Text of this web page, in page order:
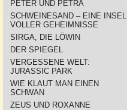
PETER UND PETRA
SCHWEINESAND – EINE INSEL
VOLLER GEHEIMNISSE
SIRGA, DIE LÖWIN
DER SPIEGEL
VERGESSENE WELT:
JURASSIC PARK
WIE KLAUT MAN EINEN
SCHWAN
ZEUS UND ROXANNE